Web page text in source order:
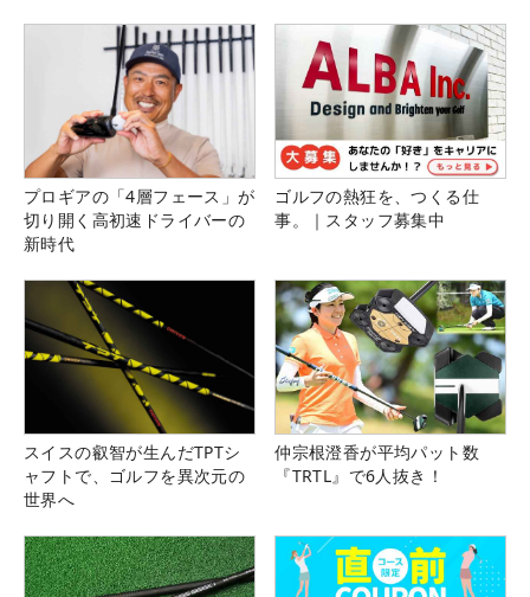
プロギアの「4層フェース」が
切り開く高初速ドライバーの
新時代
ゴルフの熱狂を、つくる仕
事。｜スタッフ募集中
スイスの叡智が生んだTPTシ
ャフトで、ゴルフを異次元の
世界へ
仲宗根澄香が平均パット数
『TRTL』で6人抜き！